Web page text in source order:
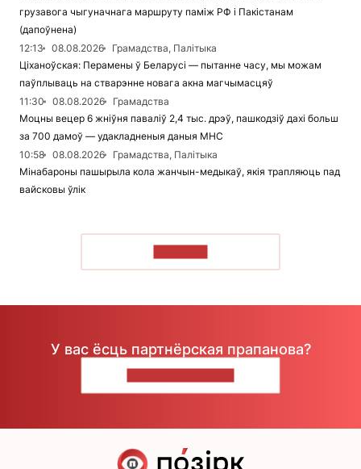
грузавога чыгуначнага маршруту паміж РФ і Пакістанам
(дапоўнена)
12:13
08.08.2026
Грамадства, Палітыка
Ціханоўская: Перамены ў Беларусі — пытанне часу, мы можам
паўплываць на стварэнне новага акна магчымасцяў
11:30
08.08.2026
Грамадства
Моцны вецер 6 жніўня паваліў 2,4 тыс. дрэў, пашкодзіў дахі больш
за 700 дамоў — удакладненыя даныя МНС
10:58
08.08.2026
Грамадства, Палітыка
Мінабароны пашырыла кола жанчын-медыкаў, якія трапляюць пад
вайсковы ўлік
У вас ёсць партнёрская прапанова?